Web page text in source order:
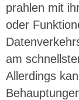
prahlen mit
oder
am
Allerdings